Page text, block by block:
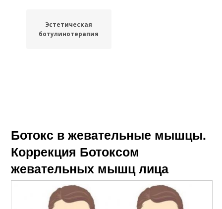
Эстетическая
ботулинотерапия
Ботокс в жевательные мышцы.
Коррекция Ботоксом
жевательных мышц лица